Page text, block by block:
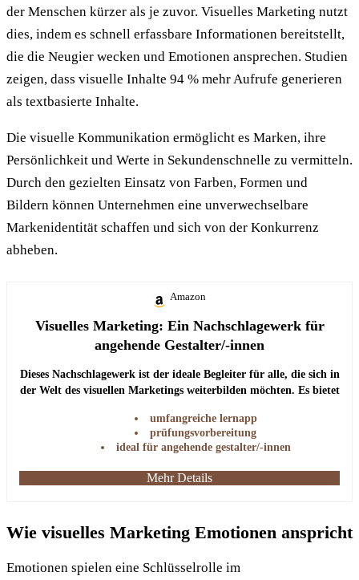
der Menschen kürzer als je zuvor. Visuelles Marketing nutzt
dies, indem es schnell erfassbare Informationen bereitstellt,
die die Neugier wecken und Emotionen ansprechen. Studien
zeigen, dass visuelle Inhalte 94 % mehr Aufrufe generieren
als textbasierte Inhalte.
Die visuelle Kommunikation ermöglicht es Marken, ihre
Persönlichkeit und Werte in Sekundenschnelle zu vermitteln.
Durch den gezielten Einsatz von Farben, Formen und
Bildern können Unternehmen eine unverwechselbare
Markenidentität schaffen und sich von der Konkurrenz
abheben.
Amazon
Visuelles Marketing: Ein Nachschlagewerk für
angehende Gestalter/-innen
Dieses Nachschlagewerk ist der ideale Begleiter für alle, die sich in
der Welt des visuellen Marketings weiterbilden möchten. Es bietet
Prüfungsvorbereitung.
umfangreiche lernapp
prüfungsvorbereitung
ideal für angehende gestalter/-innen
Mehr Details
Wie visuelles Marketing Emotionen anspricht
Emotionen spielen eine Schlüsselrolle im